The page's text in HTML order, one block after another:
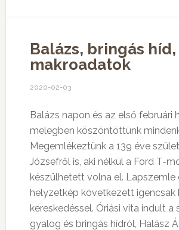
Balázs, bringás híd,
makroadatok
2020-02-03
Balázs napon és az első februári
melegben köszöntöttünk
Megemlékeztünk a 139 éve
Józsefről is, aki nélkül a Ford T-
készülhetett volna el. Lapszemle
helyzetkép következett igencsak
kereskedéssel. Óriási vita indult a
gyalog és bringás hídról, Halász